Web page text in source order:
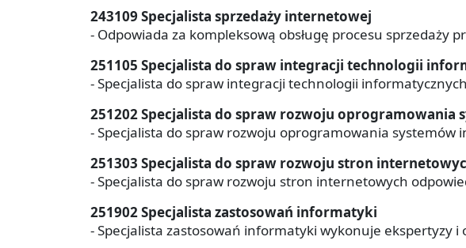
243109 Specjalista sprzedaży internetowej
- Odpowiada za kompleksową obsługę procesu sprzedaży
251105 Specjalista do spraw integracji technologii
- Specjalista do spraw integracji technologii
251202 Specjalista do spraw rozwoju oprogramowania
- Specjalista do spraw rozwoju oprogramowania systemów
251303 Specjalista do spraw rozwoju stron
- Specjalista do spraw rozwoju stron internetowych
251902 Specjalista zastosowań informatyki
- Specjalista zastosowań informatyki wykonuje ekspertyzy i